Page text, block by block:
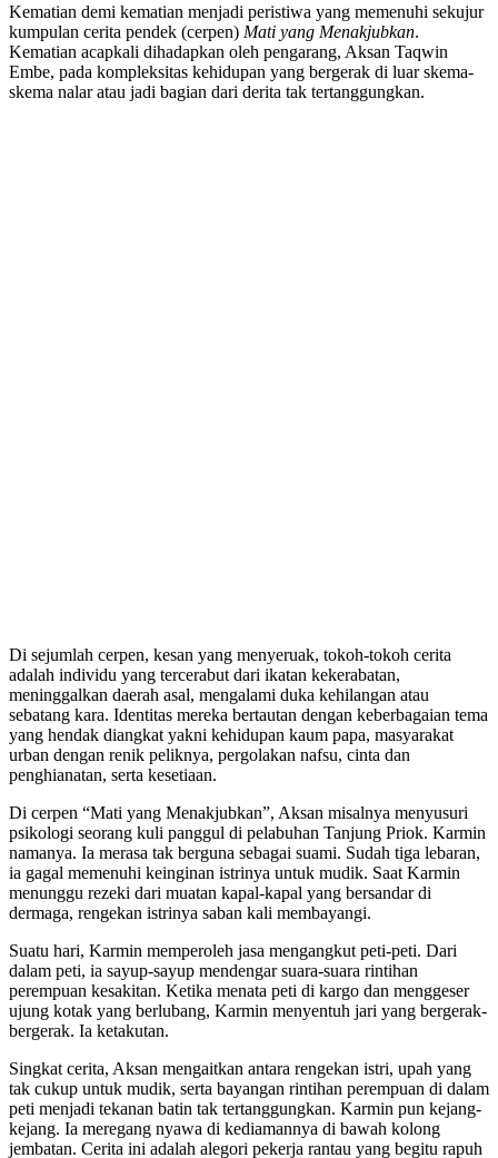
Kematian demi kematian menjadi peristiwa yang memenuhi sekujur
kumpulan cerita pendek (cerpen) Mati yang Menakjubkan.
Kematian acapkali dihadapkan oleh pengarang, Aksan Taqwin
Embe, pada kompleksitas kehidupan yang bergerak di luar skema-
skema nalar atau jadi bagian dari derita tak tertanggungkan.
Di sejumlah cerpen, kesan yang menyeruak, tokoh-tokoh cerita
adalah individu yang tercerabut dari ikatan kekerabatan,
meninggalkan daerah asal, mengalami duka kehilangan atau
sebatang kara. Identitas mereka bertautan dengan keberbagaian tema
yang hendak diangkat yakni kehidupan kaum papa, masyarakat
urban dengan renik peliknya, pergolakan nafsu, cinta dan
penghianatan, serta kesetiaan.
Di cerpen “Mati yang Menakjubkan”, Aksan misalnya menyusuri
psikologi seorang kuli panggul di pelabuhan Tanjung Priok. Karmin
namanya. Ia merasa tak berguna sebagai suami. Sudah tiga lebaran,
ia gagal memenuhi keinginan istrinya untuk mudik. Saat Karmin
menunggu rezeki dari muatan kapal-kapal yang bersandar di
dermaga, rengekan istrinya saban kali membayangi.
Suatu hari, Karmin memperoleh jasa mengangkut peti-peti. Dari
dalam peti, ia sayup-sayup mendengar suara-suara rintihan
perempuan kesakitan. Ketika menata peti di kargo dan menggeser
ujung kotak yang berlubang, Karmin menyentuh jari yang bergerak-
bergerak. Ia ketakutan.
Singkat cerita, Aksan mengaitkan antara rengekan istri, upah yang
tak cukup untuk mudik, serta bayangan rintihan perempuan di dalam
peti menjadi tekanan batin tak tertanggungkan. Karmin pun kejang-
kejang. Ia meregang nyawa di kediamannya di bawah kolong
jembatan. Cerita ini adalah alegori pekerja rantau yang begitu rapuh